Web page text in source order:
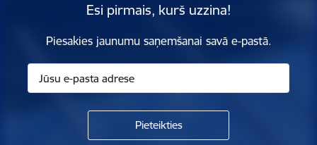
Esi pirmais, kurš uzzina!
Piesakies jaunumu saņemšanai savā e-pastā.